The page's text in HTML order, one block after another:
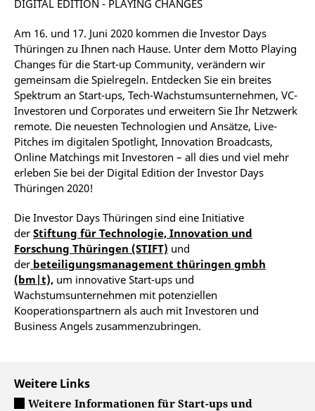
DIGITAL EDITION - PLAYING CHANGES
Am 16. und 17. Juni 2020 kommen die Investor Days
Thüringen zu Ihnen nach Hause. Unter dem Motto Playing
Changes für die Start-up Community, verändern wir
gemeinsam die Spielregeln. Entdecken Sie ein breites
Spektrum an Start-ups, Tech-Wachstumsunternehmen, VC-
Investoren und Corporates und erweitern Sie Ihr Netzwerk
remote. Die neuesten Technologien und Ansätze, Live-
Pitches im digitalen Spotlight, Innovation Broadcasts,
Online Matchings mit Investoren – all dies und viel mehr
erleben Sie bei der Digital Edition der Investor Days
Thüringen 2020!
Die Investor Days Thüringen sind eine Initiative
der Stiftung für Technologie, Innovation und
Forschung Thüringen (STIFT) und
der beteiligungsmanagement thüringen gmbh
(bm|t), um innovative Start-ups und
Wachstumsunternehmen mit potenziellen
Kooperationspartnern als auch mit Investoren und
Business Angels zusammenzubringen.
Weitere Links
Weitere Informationen für Start-ups und